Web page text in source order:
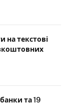
на текстові
та 19